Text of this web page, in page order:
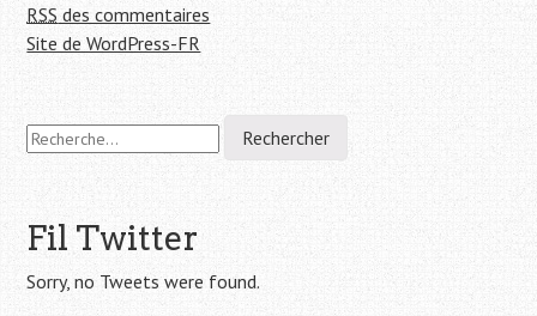
RSS des commentaires
Site de WordPress-FR
R
e
h
e
r
c
Fil Twitter
Sorry, no Tweets were found.